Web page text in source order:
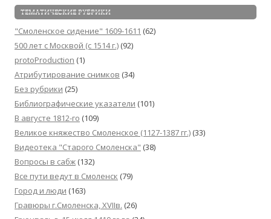
ТЕМАТИЧЕСКИЕ РУБРИКИ
"Смоленское сидение" 1609-1611 (62)
500 лет с Москвой (c 1514 г.) (92)
protoProduction (1)
Атрибутирование снимков (34)
Без рубрики (25)
Библиографические указатели (101)
В августе 1812-го (109)
Великое княжество Смоленское (1127-1387 гг.) (33)
Видеотека "Cтарого Смоленска" (38)
Вопросы в сабж (132)
Все пути ведут в Смоленск (79)
Город и люди (163)
Гравюры г.Смоленска, XVIIв. (26)